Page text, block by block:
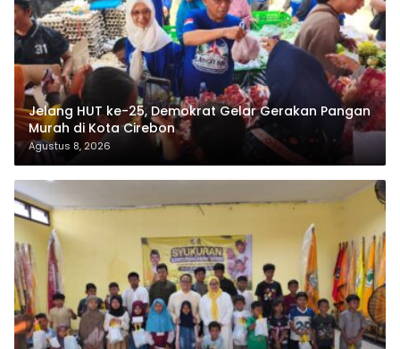
Jelang HUT ke-25, Demokrat Gelar Gerakan Pangan
Murah di Kota Cirebon
Agustus 8, 2026